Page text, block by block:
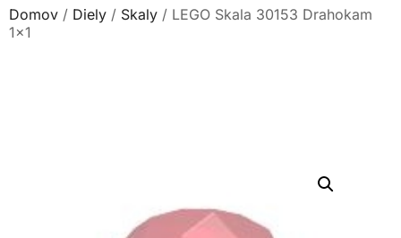
Domov / Diely / Skaly / LEGO Skala 30153 Drahokam
1×1